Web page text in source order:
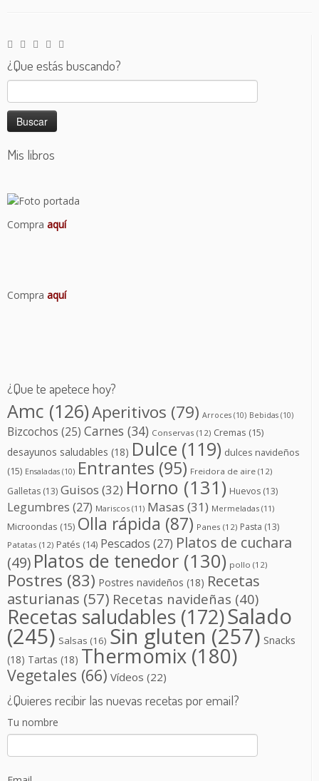
¿Que estás buscando?
Buscar:
Mis libros
Compra aquí
Compra aquí
¿Que te apetece hoy?
Amc (126)Aperitivos (79) Arroces (10) Bebidas (10)
Bizcochos (25) Carnes (34) Conservas (12) Cremas (15)
desayunos saludables (18) Dulce (119) dulces navideños
(15) Ensaladas (10) Entrantes (95) Freidora de aire (12)
Galletas (13) Guisos (32) Horno (131) Huevos (13)
Legumbres (27) Mariscos (11) Masas (31) Mermeladas (11)
Microondas (15) Olla rápida (87) Panes (12) Pasta (13)
Patatas (12) Patés (14) Pescados (27) Platos de cuchara
(49) Platos de tenedor (130) pollo (12)
Postres (83) Postres navideños (18) Recetas
asturianas (57) Recetas navideñas (40)
Recetas saludables (172)Salado
(245) Salsas (16) Sin gluten (257) Snacks
(18) Tartas (18) Thermomix (180)
Vegetales (66) Vídeos (22)
¿Quieres recibir las nuevas recetas por email?
Tu nombre